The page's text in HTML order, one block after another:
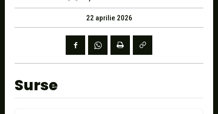
22 aprilie 2026
Surse